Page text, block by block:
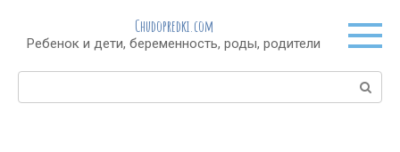
контенту
Chudopredki.com
Ребенок и дети, беременность, роды, родители
Поиск: